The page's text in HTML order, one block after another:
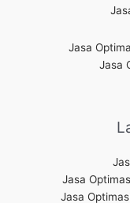
Jasa
Jasa
Jasa
Jasa